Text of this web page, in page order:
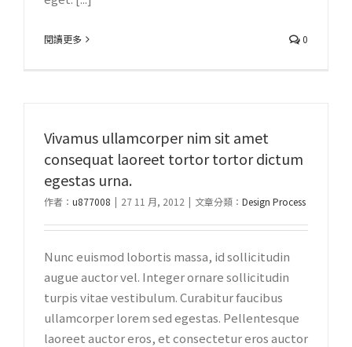
閱讀更多 0
Vivamus ullamcorper nim sit amet
consequat laoreet tortor tortor dictum
egestas urna.
作者： u877008 | 27 11 月, 2012 | 文章分類： Design Process
Nunc euismod lobortis massa, id sollicitudin
augue auctor vel. Integer ornare sollicitudin
turpis vitae vestibulum. Curabitur faucibus
ullamcorper lorem sed egestas. Pellentesque
laoreet auctor eros, et consectetur eros auctor